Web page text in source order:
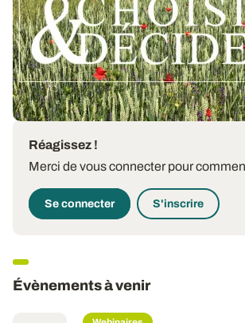
Dans ce nouveau guide Choisir &
résultats des essais du réseau...
09 DÉC. 2025
Réagissez !
Merci de vous connecter pour
Se connecter S'inscrire
Évènements à venir